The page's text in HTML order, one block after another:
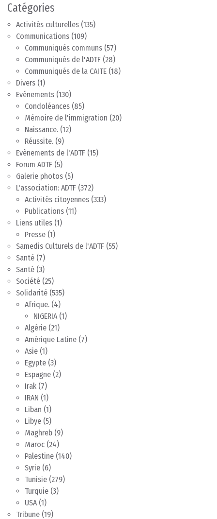
Catégories
Activités culturelles (135)
Communications (109)
Communiqués communs (57)
Communiqués de l'ADTF (28)
Communiqués de la CAITE (18)
Divers (1)
Evénements (130)
Condoléances (85)
Mémoire de l'immigration (20)
Naissance. (12)
Réussite. (9)
Evènements de l'ADTF (15)
Forum ADTF (5)
Galerie photos (5)
L'association: ADTF (372)
Activités citoyennes (333)
Publications (11)
Liens utiles (1)
Presse (1)
Samedis Culturels de l'ADTF (55)
Santé (7)
Santé (3)
Société (25)
Solidarité (535)
Afrique. (4)
NIGERIA(1)
Algérie (21)
Amérique Latine (7)
Asie (1)
Egypte (3)
Espagne (2)
Irak (7)
IRAN (1)
Liban (1)
Libye (5)
Maghreb (9)
Maroc (24)
Palestine (140)
Syrie (6)
Tunisie (279)
Turquie (3)
USA(1)
Tribune (19)